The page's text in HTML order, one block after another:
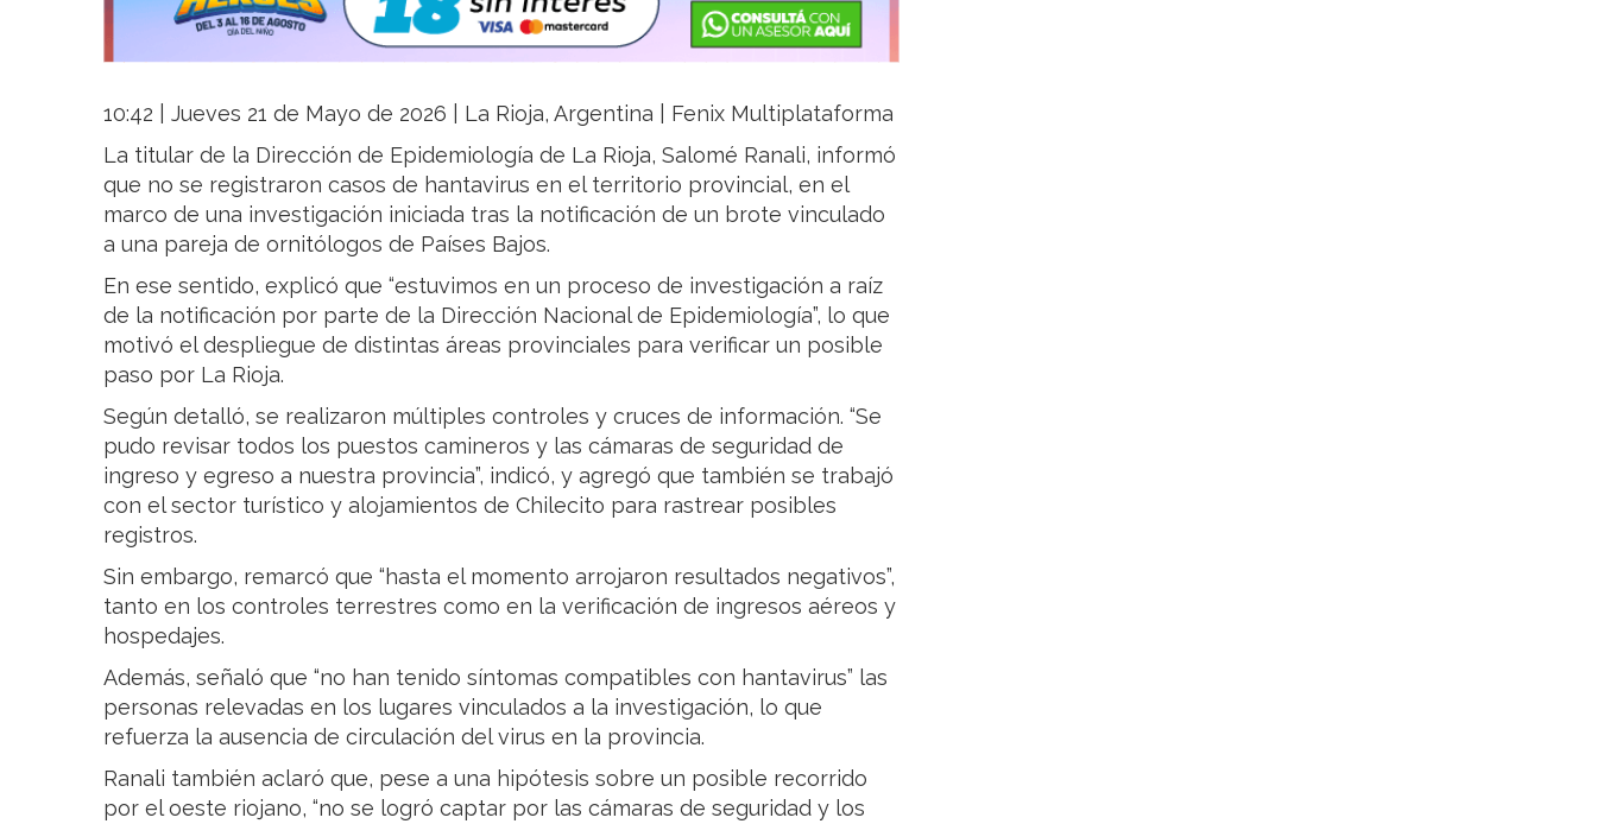
10:42 | Jueves 21 de Mayo de 2026 | La Rioja, Argentina | Fenix Multiplataforma
La titular de la Dirección de Epidemiología de La Rioja, Salomé Ranali, informó
que no se registraron casos de hantavirus en el territorio provincial, en el
marco de una investigación iniciada tras la notificación de un brote vinculado
a una pareja de ornitólogos de Países Bajos.
En ese sentido, explicó que “estuvimos en un proceso de investigación a raíz
de la notificación por parte de la Dirección Nacional de Epidemiología”, lo que
motivó el despliegue de distintas áreas provinciales para verificar un posible
paso por La Rioja.
Según detalló, se realizaron múltiples controles y cruces de información. “Se
pudo revisar todos los puestos camineros y las cámaras de seguridad de
ingreso y egreso a nuestra provincia”, indicó, y agregó que también se trabajó
con el sector turístico y alojamientos de Chilecito para rastrear posibles
registros.
Sin embargo, remarcó que “hasta el momento arrojaron resultados negativos”,
tanto en los controles terrestres como en la verificación de ingresos aéreos y
hospedajes.
Además, señaló que “no han tenido síntomas compatibles con hantavirus” las
personas relevadas en los lugares vinculados a la investigación, lo que
refuerza la ausencia de circulación del virus en la provincia.
Ranali también aclaró que, pese a una hipótesis sobre un posible recorrido
por el oeste riojano, “no se logró captar por las cámaras de seguridad y los